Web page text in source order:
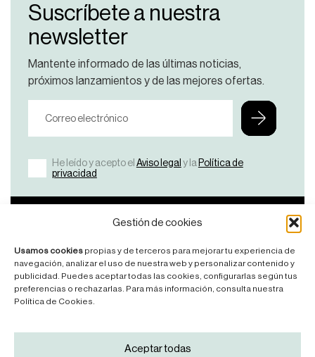
Gestión de cookies
Usamos cookies propias y de terceros para mejorar tu experiencia de
navegación, analizar el uso de nuestra web y personalizar contenido y
publicidad. Puedes aceptar todas las cookies, configurarlas según tus
preferencias o rechazarlas. Para más información, consulta nuestra
Política de Cookies.
Aceptar todas
Suscríbete a nuestra
newsletter
Mantente informado de las últimas noticias,
próximos lanzamientos y de las mejores ofertas.
He leído y acepto el Aviso legal y la Política de
privacidad
Road
Mountainbike
KDNS?
Manifesto
Manuales
Legales
Contacto
Síguenos